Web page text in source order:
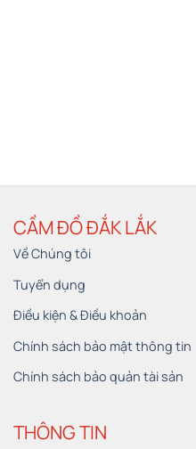
CẦM ĐỒ ĐẮK LẮK
Về Chúng tôi
Tuyển dụng
Điều kiện & Điều khoản
Chính sách bảo mật thông tin
Chính sách bảo quản tài sản
THÔNG TIN